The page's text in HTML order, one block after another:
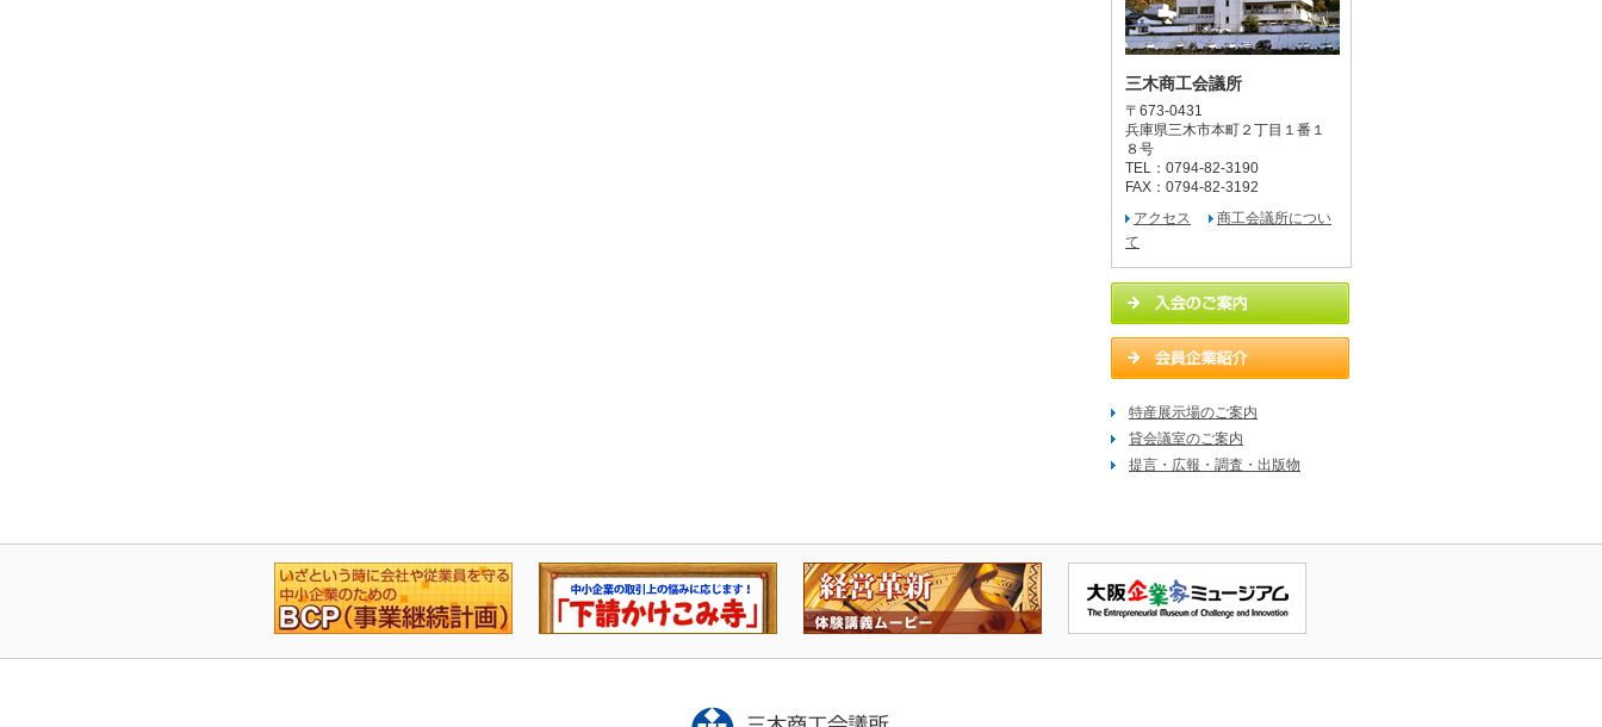
三木商工会議所
〒673-0431
兵庫県三木市本町２丁目１番１
８号
TEL：0794-82-3190
FAX：0794-82-3192
アクセス
商工会議所につい
て
特産展示場のご案内
貸会議室のご案内
提言・広報・調査・出版物